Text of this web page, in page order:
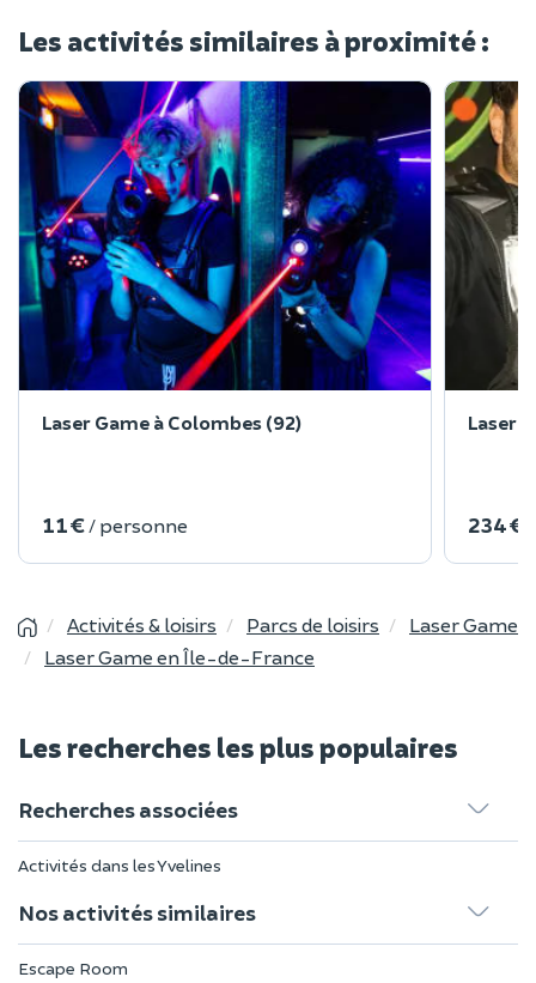
Les activités similaires à proximité :
Laser Game à Colombes (92)
11 € / personne
Laser
234 €
Activités & loisirs Parcs de loisirs
Laser Game
Laser Game en Île-de-France
Les recherches les plus populaires
Recherches associées
Activités dans les Yvelines
Nos activités similaires
Escape Room